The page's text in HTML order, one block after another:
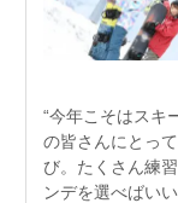
“今年こそはスキ
の皆さんにとっ
び。たくさん練
ンデを選べばい